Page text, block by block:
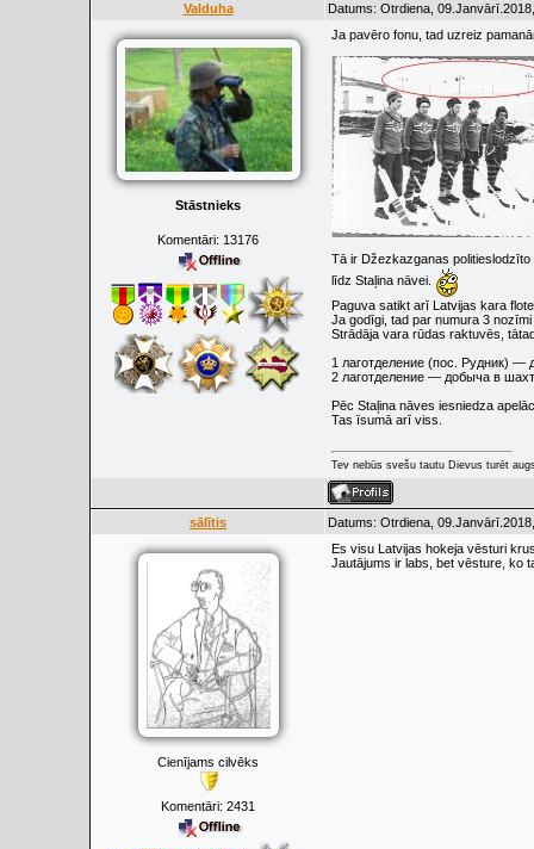
Valduha Datums: Otrdiena,
Stāstnieks
Komentāri: 13176
Ja pavēro fonu, tad uzreiz
Tā ir Džezkazganas
līdz Staļina nāvei.
Paguva satikt arī Latvijas kara
Ja godīgi, tad par numura 3
Strādāja vara rūdas raktuvēs,
1 лаготделение (пос. Рудник)
2 лаготделение — добыча в
Pēc Staļina nāves iesniedza
Tas īsumā arī viss.
Tev nebūs svešu tautu Dievus turēt
sālītis Datums: Otrdiena,
Cienījams cilvēks
Komentāri: 2431
Es visu Latvijas hokeja vēsturi
Jautājums ir labs, bet vēsture, ko